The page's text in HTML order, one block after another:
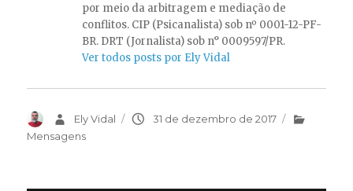
por meio da arbitragem e mediação de
conflitos. CIP (Psicanalista) sob nº 0001-12-PF-
BR. DRT (Jornalista) sob n° 0009597/PR.
Ver todos posts por Ely Vidal
AutorEly Vidal
Publicado
31 de dezembro de 2017
Categorias
Mensagens